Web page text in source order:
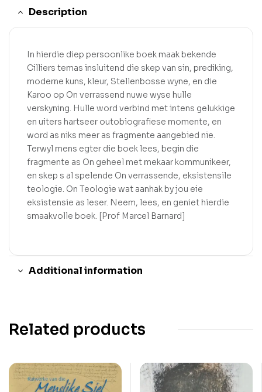
Description
In hierdie diep persoonlike boek maak bekende
Cilliers temas insluitend die skep van sin, prediking,
moderne kuns, kleur, Stellenbosse wyne, en die
Karoo op On verrassend nuwe wyse hulle
verskyning. Hulle word verbind met intens gelukkige
en uiters hartseer outobiografiese momente, en
word as niks meer as fragmente aangebied nie.
Terwyl mens egter die boek lees, begin die
fragmente as On geheel met mekaar kommunikeer,
en skep s al spelende On verrassende, eksistensile
teologie. On Teologie wat aanhak by jou eie
eksistensie as leser. Neem, lees, en geniet hierdie
smaakvolle boek. [Prof Marcel Barnard]
Additional information
Related products